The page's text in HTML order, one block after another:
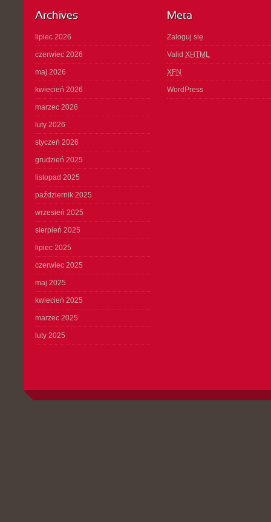
Archives
lipiec 2026
czerwiec 2026
maj 2026
kwiecień 2026
marzec 2026
luty 2026
styczeń 2026
grudzień 2025
listopad 2025
październik 2025
wrzesień 2025
sierpień 2025
lipiec 2025
czerwiec 2025
maj 2025
kwiecień 2025
marzec 2025
luty 2025
Meta
Zaloguj się
Valid XHTML
XFN
WordPress